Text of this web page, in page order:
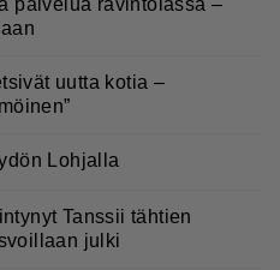
palvelua ravintolassa –
uutta kotia –
Lohjalla
Tanssii tähtien
julki